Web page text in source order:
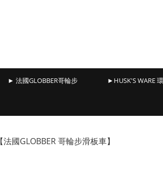
► 法國GLOBBER哥輪步 ►HUSK'S WARE
【法國GLOBBER 哥輪步滑板車】